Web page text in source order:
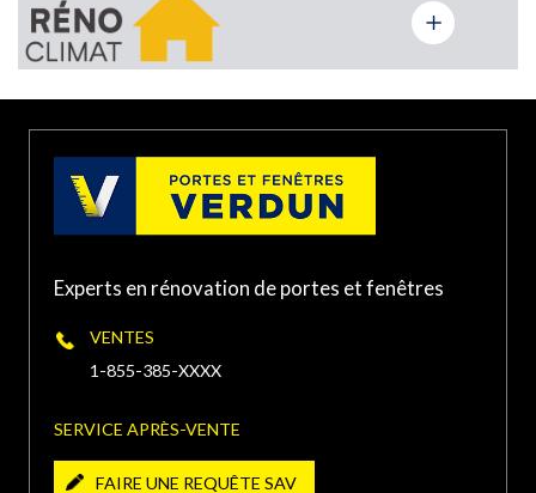
PORTE ET FENÊTRES VERDUN À LAVAL
1963 Boulevard des
Laurentides, Laval, QC,
Canada
PORTE ET FENÊTRES VERDUN À
TERREBONNE
1500 Chemin Gascon,
Canada
PORTE ET FENÊTRES VERDUN À
CHÂTEAUGUAY
Experts en rénovation de portes et fenêtres
VENTES
1-855-385-XXXX
SERVICE APRÈS-VENTE
FAIRE UNE REQUÊTE SAV